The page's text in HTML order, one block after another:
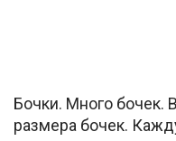
Бочки. Много бочек.
размера бочек.